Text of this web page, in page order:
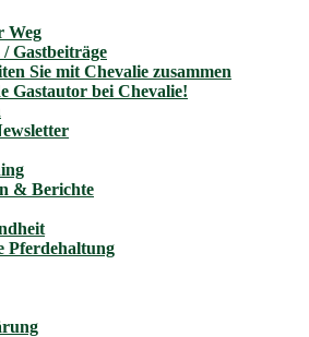
Weg
Gastbeiträge
Sie mit Chevalie zusammen
Gastautor bei Chevalie!
& Berichte
Pferdehaltung